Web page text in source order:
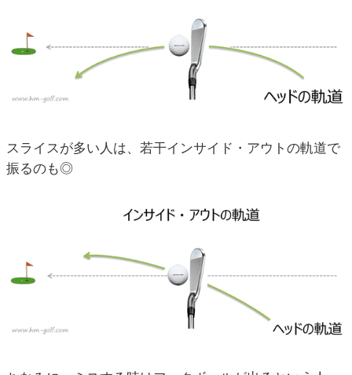
スライスが多い人は、若干インサイド・アウトの軌道で
振るのも◎